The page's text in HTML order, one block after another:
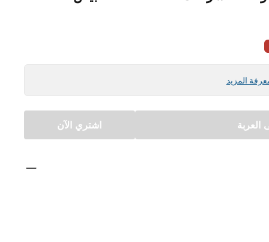
المزيد
اشتري الآن